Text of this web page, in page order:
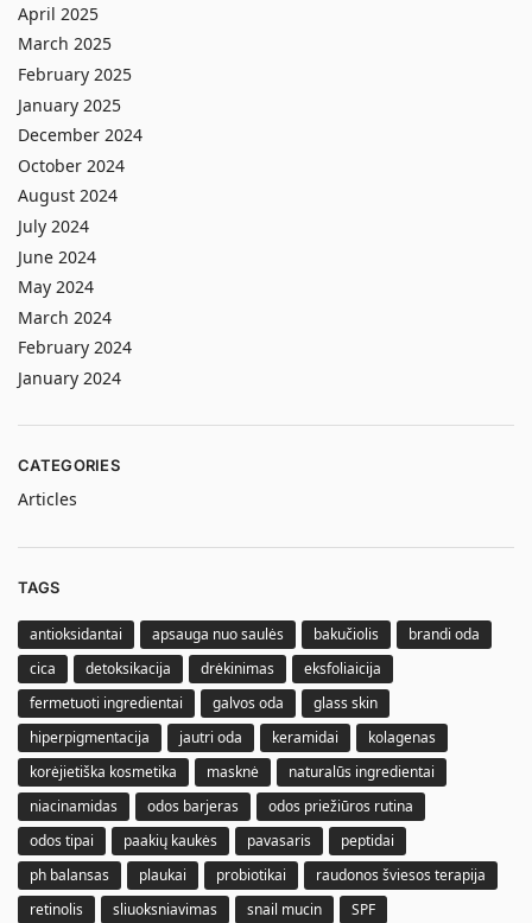
April 2025
March 2025
February 2025
January 2025
December 2024
October 2024
August 2024
July 2024
June 2024
May 2024
March 2024
February 2024
January 2024
CATEGORIES
Articles
TAGS
antioksidantai apsauga nuo saulės bakučiolis
brandi oda
cica
detoksikacija drėkinimas
eksfoliaicija
fermetuoti ingredientai
galvos oda
glass skin
hiperpigmentacija
jautri oda keramidai
kolagenas
korėjietiška kosmetika
masknė
naturalūs ingredientai
niacinamidas
odos barjeras
odos priežiūros rutina
odos tipai
paakių kaukės pavasaris
peptidai
ph balansas
plaukai probiotikai
raudonos šviesos terapija
retinolis
sliuoksniavimas snail mucin
SPF